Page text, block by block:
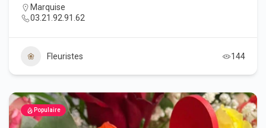
Marquise
03.21.92.91.62
Fleuristes 144
Populaire